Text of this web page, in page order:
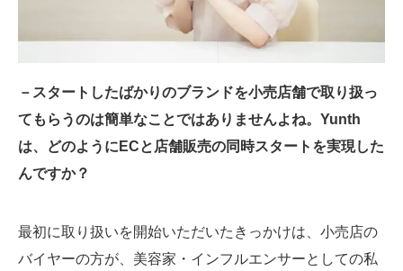
－スタートしたばかりのブランドを小売店舗で取り扱っ
てもらうのは簡単なことではありませんよね。Yunth
は、どのようにECと店舗販売の同時スタートを実現した
んですか？
最初に取り扱いを開始いただいたきっかけは、小売店の
バイヤーの方が、美容家・インフルエンサーとしての私